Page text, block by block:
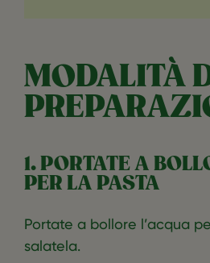
MODALITÀ
1. PORTATE A
PER LA PASTA
Portate a bollore l’acqua
salatela.